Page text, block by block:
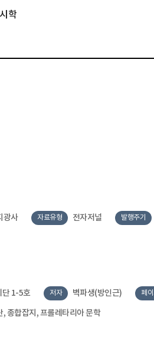
시학
광사 자료유형 전자저널 발행주기
단 1-5호 저자 벽파생(방인근) 페이
, 종합잡지, 프롤레타리아 문학